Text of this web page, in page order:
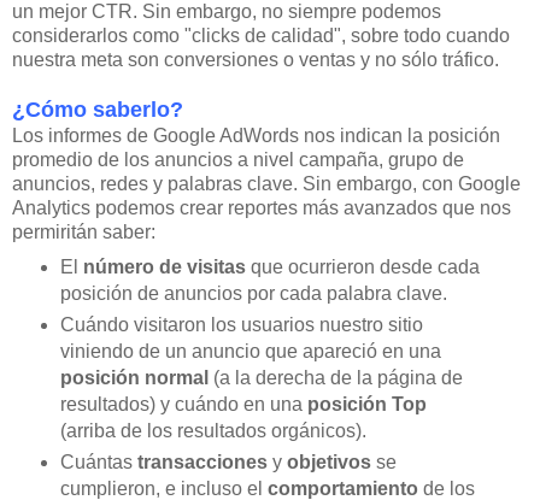
un mejor CTR. Sin embargo, no siempre podemos
considerarlos como "clicks de calidad", sobre todo cuando
nuestra meta son conversiones o ventas y no sólo tráfico.
¿Cómo saberlo?
Los informes de Google AdWords nos indican la posición
promedio de los anuncios a nivel campaña, grupo de
anuncios, redes y palabras clave. Sin embargo, con Google
Analytics podemos crear reportes más avanzados que nos
permiritán saber:
El número de visitasque ocurrieron desde cada
posición de anuncios por cada palabra clave.
Cuándo visitaron los usuarios nuestro sitio
viniendo de un anuncio que apareció en una
posición normal (a la derecha de la página de
resultados) y cuándo en una posición Top
(arriba de los resultados orgánicos).
Cuántas transaccionesy objetivosse
cumplieron, e incluso el comportamiento de los